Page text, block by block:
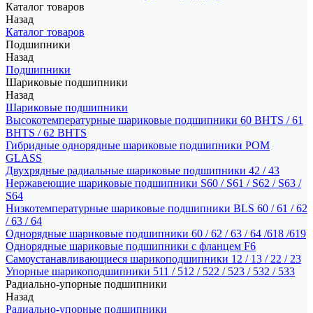
Каталог товаров
Назад
Каталог товаров
Подшипники
Назад
Подшипники
Шариковые подшипники
Назад
Шариковые подшипники
Высокотемпературные шариковые подшипники 60 BHTS / 61
BHTS / 62 BHTS
Гибридные однорядные шариковые подшипники POM
GLASS
Двухрядные радиальные шариковые подшипники 42 / 43
Нержавеющие шариковые подшипники S60 / S61 / S62 / S63 /
S64
Низкотемпературные шариковые подшипники BLS 60 / 61 / 62
/ 63 / 64
Однорядные шариковые подшипники 60 / 62 / 63 / 64 /618 /619
Однорядные шариковые подшипники с фланцем F6
Самоустанавливающиеся шарикоподшипники 12 / 13 / 22 / 23
Упорные шарикоподшипники 511 / 512 / 522 / 523 / 532 / 533
Радиально-упорные подшипники
Назад
Радиально-упорные подшипники